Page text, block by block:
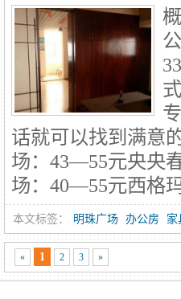
话就可以找到满意
场：43—55元央央
场：40—55元西格
本文标签： 明珠广场 办公房 家
« 1 2 3 »